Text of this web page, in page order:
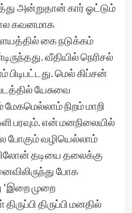
அன்றுதான் கார் ஓட்டும்
கவனமாக
கை நடுக்கம்
வீதியில் நெரிசல்
பிடிபட்டது. மெல் கிப்சன்
யேசுவை
நிறம் மாறி
பரவும். என் மனநிலையில்
போகும் வழியெல்லாம்
தடியை தலைக்கு
போக
‘இறை முறை
திருப்பி மனதில்